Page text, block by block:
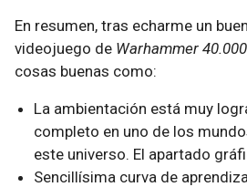
En resumen, tras echarme un
videojuego de Warhammer 40.000
cosas buenas como:
La ambientación está muy
completo en uno de los
este universo. El apartado
Sencillísima curva de